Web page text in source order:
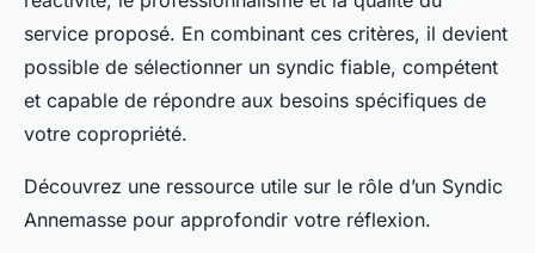
service proposé. En combinant ces critères, il devient
possible de sélectionner un syndic fiable, compétent
et capable de répondre aux besoins spécifiques de
votre copropriété.
Découvrez une ressource utile sur le rôle d’un Syndic
Annemasse pour approfondir votre réflexion.